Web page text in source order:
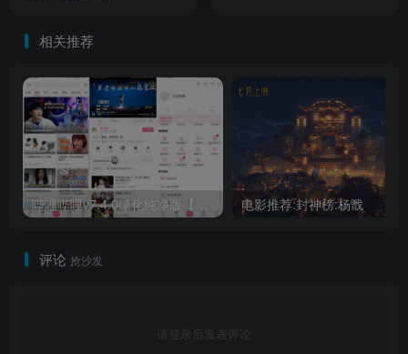
相关推荐
哔哩哔哩v7.4.0绿化纯净版【安卓】 电影推荐:封神榜:杨戬
评论 抢沙发
请登录后发表评论